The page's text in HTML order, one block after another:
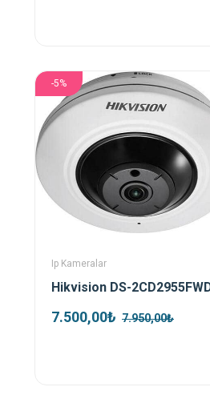
-5%
Ip Kameralar
7.500,00₺ 7.950,00₺